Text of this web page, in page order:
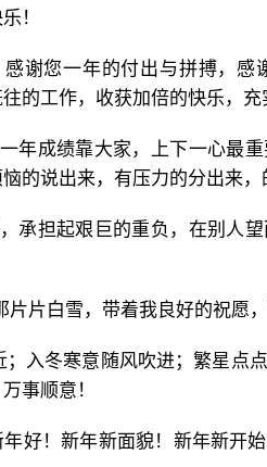
！
谢您一年的付出与拼搏，
的工作，收获加倍的快乐，充
年成绩靠大家，上下一心最
的说出来，有压力的分出来，
承担起艰巨的重负，在别人
片片白雪，带着我良好的祝愿
；入冬寒意随风吹进；繁星点
事顺意！
好！新年新面貌！新年新开